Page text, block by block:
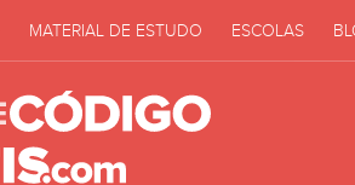
MATERIAL DE ESTUDO ESCOLAS